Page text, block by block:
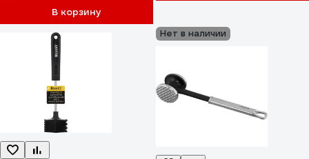
В корзину
Нет в наличии